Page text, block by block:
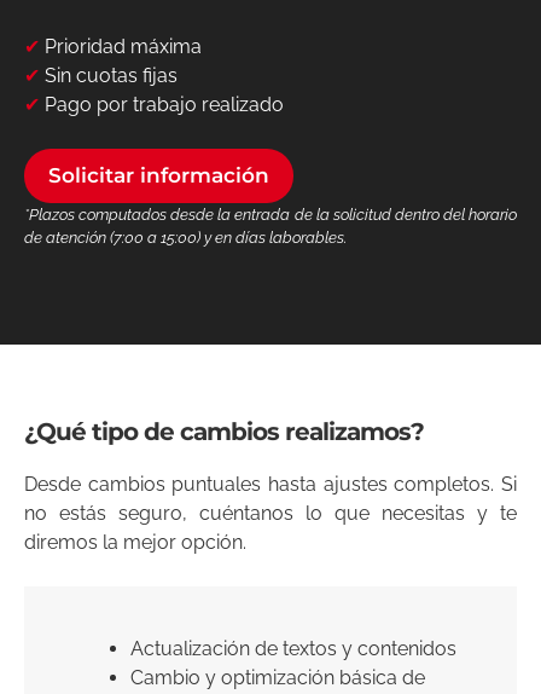
✔ Prioridad máxima
✔ Sin cuotas fijas
✔ Pago por trabajo realizado
Solicitar información
*Plazos computados desde la entrada de la solicitud dentro del horario
de atención (7:00 a 15:00) y en días laborables.
¿Qué tipo de cambios realizamos?
Desde cambios puntuales hasta ajustes completos. Si
no estás seguro, cuéntanos lo que necesitas y te
diremos la mejor opción.
Actualización de textos y contenidos
Cambio y optimización básica de